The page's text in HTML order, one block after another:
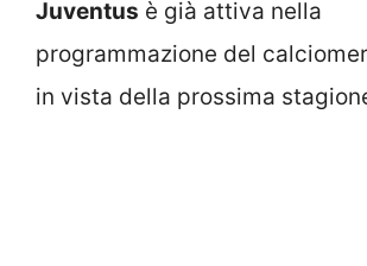
Juventus è già attiva nella
programmazione del
in vista della prossima